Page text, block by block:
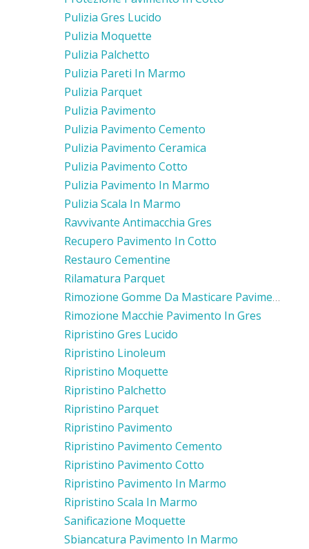
Pulizia Gres Lucido
Pulizia Moquette
Pulizia Palchetto
Pulizia Pareti In Marmo
Pulizia Parquet
Pulizia Pavimento
Pulizia Pavimento Cemento
Pulizia Pavimento Ceramica
Pulizia Pavimento Cotto
Pulizia Pavimento In Marmo
Pulizia Scala In Marmo
Ravvivante Antimacchia Gres
Recupero Pavimento In Cotto
Restauro Cementine
Rilamatura Parquet
Rimozione Gomme Da Masticare Pavimento Cemento
Rimozione Macchie Pavimento In Gres
Ripristino Gres Lucido
Ripristino Linoleum
Ripristino Moquette
Ripristino Palchetto
Ripristino Parquet
Ripristino Pavimento
Ripristino Pavimento Cemento
Ripristino Pavimento Cotto
Ripristino Pavimento In Marmo
Ripristino Scala In Marmo
Sanificazione Moquette
Sbiancatura Pavimento In Marmo